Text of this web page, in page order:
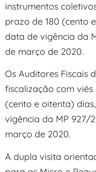
instrumentos
prazo de 180 (cento
data de vigência da
de março de 2020.
Os Auditores Fiscais
fiscalização com
(cento e oitenta)
vigência da MP 927/
março de 2020.
A dupla visita